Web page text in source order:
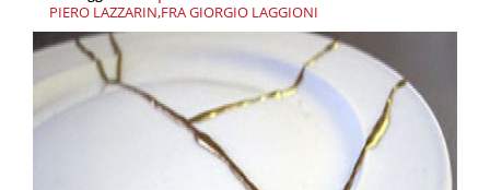
PIERO LAZZARIN FRA GIORGIO LAGGIONI